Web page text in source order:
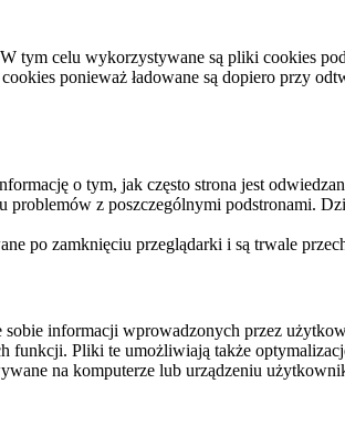
tym celu wykorzystywane są pliki cookies
ponieważ ładowane są dopiero przy
o tym, jak często strona jest
z poszczególnymi podstronami.
po zamknięciu przeglądarki i są trwale
informacji wprowadzonych przez
funkcji. Pliki te umożliwiają także
na komputerze lub urządzeniu